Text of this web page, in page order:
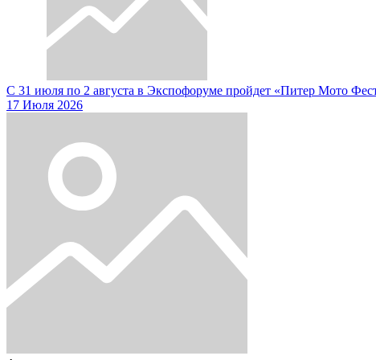
С 31 июля по 2 августа в Экспофоруме пройдет «Питер Мото
17 Июля 2026